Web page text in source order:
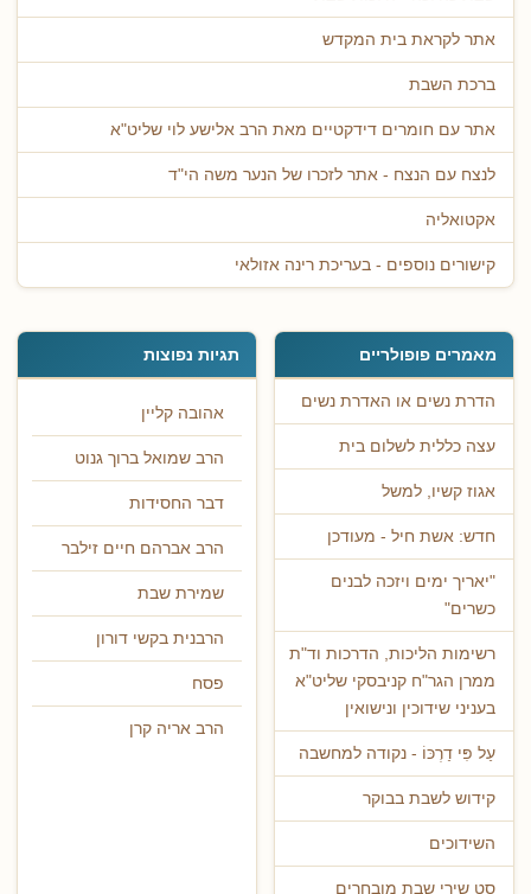
אתר לקראת בית המקדש
ברכת השבת
אתר עם חומרים דידקטיים מאת הרב אלישע לוי שליט"א
לנצח עם הנצח - אתר לזכרו של הנער משה הי"ד
אקטואליה
קישורים נוספים - בעריכת רינה אזולאי
מאמרים פופולריים
הדרת נשים או האדרת נשים
עצה כללית לשלום בית
אגוז קשיו, למשל
חדש: אשת חיל - מעודכן
"יאריך ימים ויזכה לבנים
כשרים"
רשימות הליכות, הדרכות וד"ת
ממרן הגר"ח קניבסקי שליט"א
בעניני שידוכין ונישואין
עַל פִּי דַרְכּוֹ - נקודה למחשבה
קידוש לשבת בבוקר
השידוכים
סט שירי שבת מובחרים
תגיות נפוצות
אהובה קליין
הרב שמואל ברוך גנוט
דבר החסידות
הרב אברהם חיים זילבר
שמירת שבת
הרבנית בקשי דורון
פסח
הרב אריה קרן